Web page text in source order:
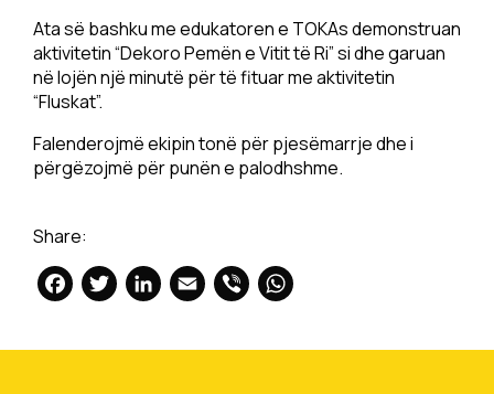
Ata së bashku me edukatoren e TOKAs demonstruan
aktivitetin “Dekoro Pemën e Vitit të Ri” si dhe garuan
në lojën një minutë për të fituar me aktivitetin
“Fluskat”.
Falenderojmë ekipin tonë për pjesëmarrje dhe i
përgëzojmë për punën e palodhshme.
Share:
Facebook
Twitter
LinkedIn
Email
Viber